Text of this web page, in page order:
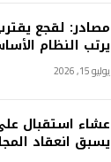
مصادر: لقجع
يرتب النظام
يوليو 15, 2026
عشاء استقبال
يسبق انعقاد